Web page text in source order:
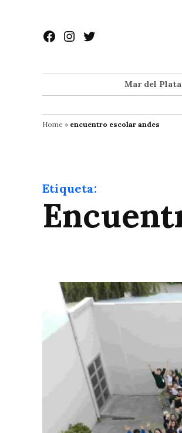
contenido
Facebook
Instagram
Twitter
Mar del Plata
Home » encuentro escolar andes
Etiqueta: